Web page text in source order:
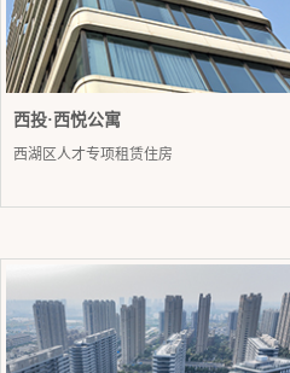
西投·西悦公寓
西湖区人才专项租赁住房